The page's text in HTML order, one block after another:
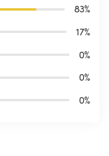
83%
17%
0%
0%
0%